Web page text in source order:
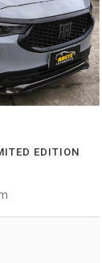
EDITION